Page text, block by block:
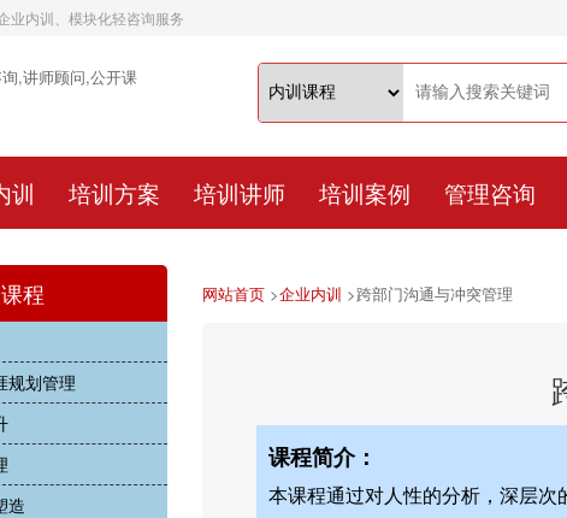
业内训、模块化轻咨询服务
训 培训方案 培训讲师 培训案例 管理咨询
网站首页>企业内训 >跨部门沟通与冲突管理
课程简介：
本课程通过对人性的分析，深层
程
规划管理
造